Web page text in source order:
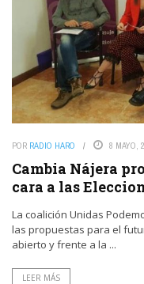
POR RADIO HARO 8 MAYO,
Cambia Nájera
cara a las
La coalición Unidas
las propuestas para el
abierto y frente a la ...
LEER MÁS